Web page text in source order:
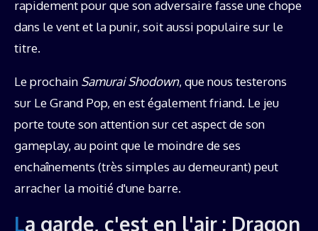
rapidement pour que son adversaire fasse une chope
dans le vent et la punir, soit aussi populaire sur le
titre.
Le prochain Samurai Shodown, que nous testerons
sur Le Grand Pop, en est également friand. Le jeu
porte toute son attention sur cet aspect de son
gameplay, au point que le moindre de ses
enchaînements (très simples au demeurant) peut
arracher la moitié d'une barre.
La garde, c'est en l'air : Dragon